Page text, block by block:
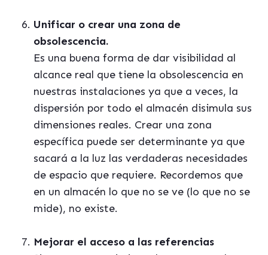
Unificar o crear una zona de
obsolescencia.
Es una buena forma de dar visibilidad al
alcance real que tiene la obsolescencia en
nuestras instalaciones ya que a veces, la
dispersión por todo el almacén disimula sus
dimensiones reales. Crear una zona
específica puede ser determinante ya que
sacará a la luz las verdaderas necesidades
de espacio que requiere. Recordemos que
en un almacén lo que no se ve (lo que no se
mide), no existe.
Mejorar el acceso a las referencias